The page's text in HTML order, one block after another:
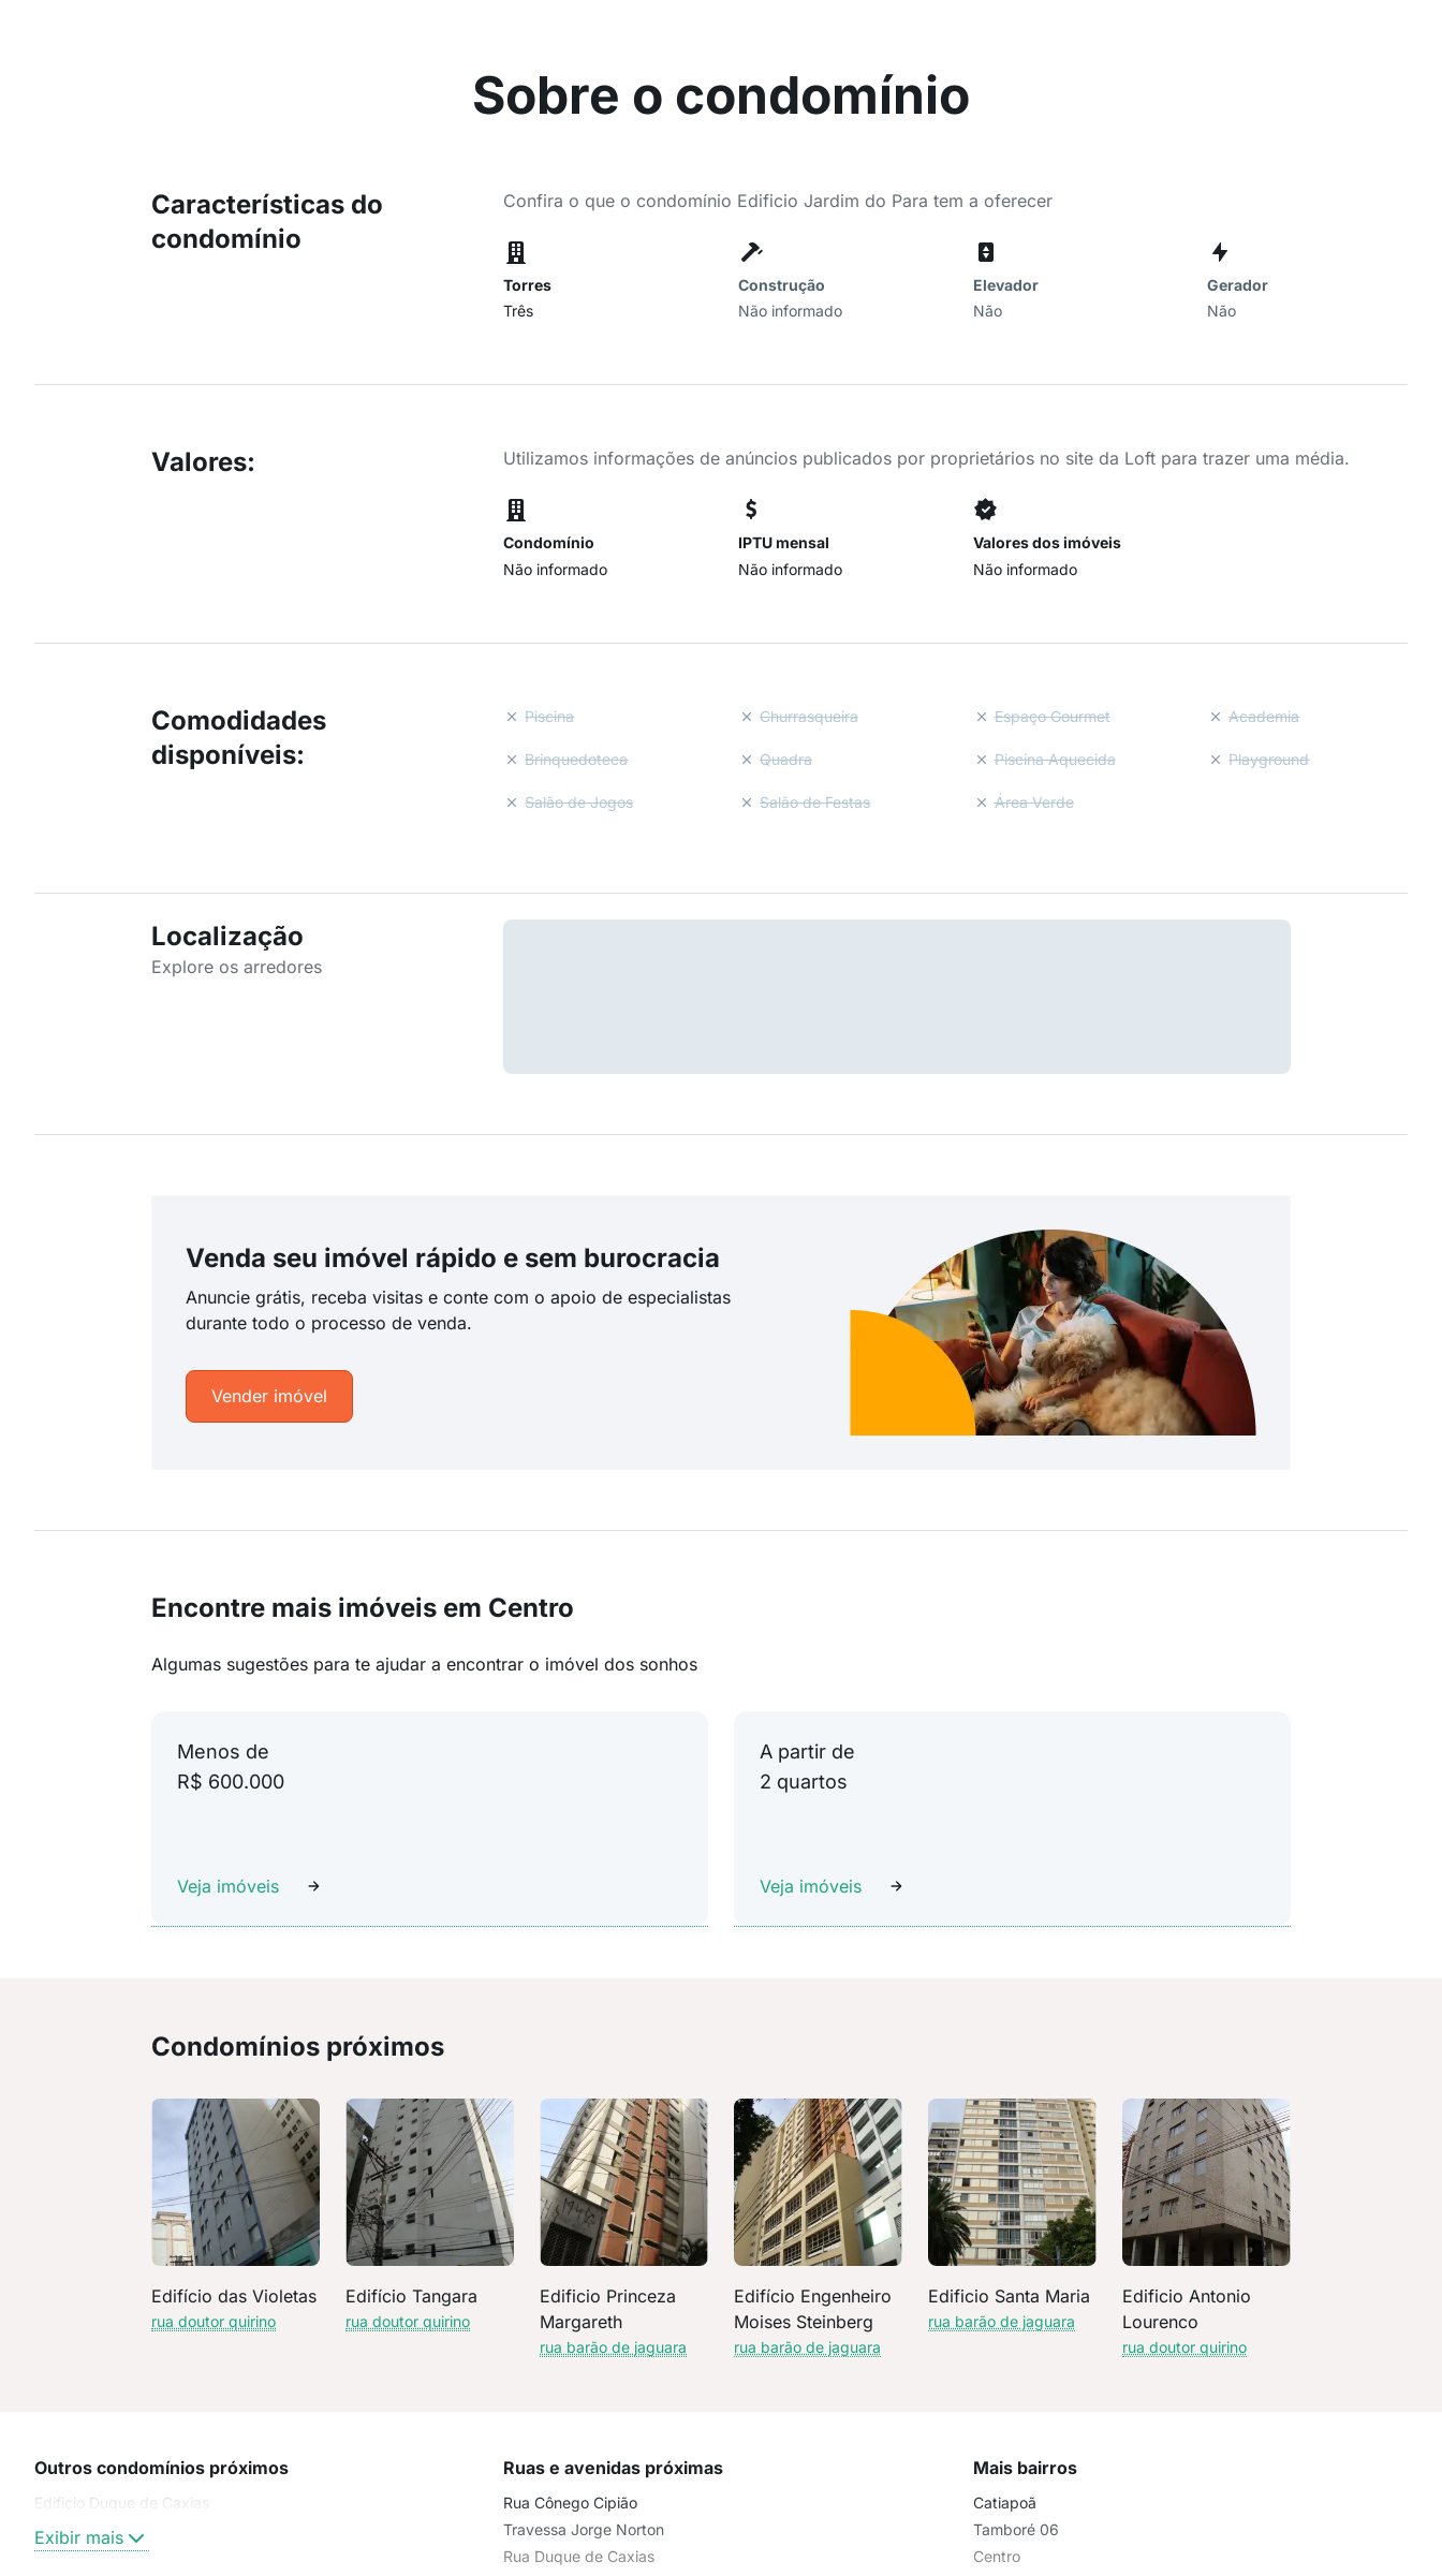
Sobre o condomínio
Características do
condomínio
Confira o que o condomínio Edificio Jardim do Para tem a oferecer
Torres
Três
Construção
Não informado
Elevador
Não
Gerador
Não
Valores: Utilizamos informações de anúncios publicados por proprietários no site da Loft para trazer uma média.
Condomínio
Não informado
IPTU mensal
Não informado
Valores dos imóveis
Não informado
Comodidades
disponíveis:
Piscina Churrasqueira Espaço Gourmet Academia
Brinquedoteca Quadra Piscina Aquecida Playground
Salão de Jogos Salão de Festas Área Verde
Localização
Explore os arredores
Venda seu imóvel rápido e sem burocracia
Anuncie grátis, receba visitas e conte com o apoio de especialistas
durante todo o processo de venda.
Vender imóvel
Encontre mais imóveis em Centro
Algumas sugestões para te ajudar a encontrar o imóvel dos sonhos
Menos de
R$ 600.000
Veja imóveis
A partir de
2 quartos
Veja imóveis
Condomínios próximos
Edifício das Violetas
rua doutor quirino
Edifício Tangara
rua doutor quirino
Edificio Princeza
Margareth
rua barão de jaguara
Edifício Engenheiro
Moises Steinberg
rua barão de jaguara
Edificio Santa Maria
rua barão de jaguara
Edificio Antonio
Lourenco
rua doutor quirino
Outros condomínios próximos
Edificio Duque de Caxias
Exibir mais
Ruas e avenidas próximas
Rua Cônego Cipião
Travessa Jorge Norton
Rua Duque de Caxias
Mais bairros
Catiapoã
Tamboré 06
Centro